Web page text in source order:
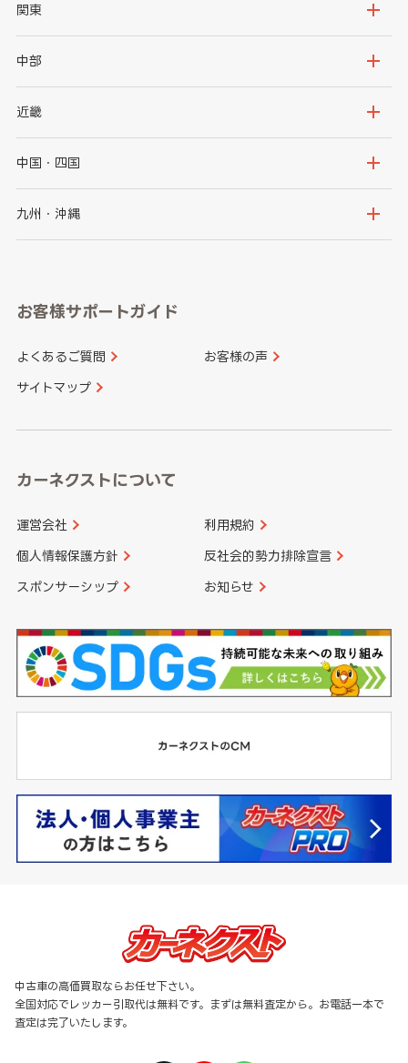
北海道
岩手県
秋田県
関東
茨城県
群馬県
千葉県
中部
新潟県
石川県
山梨県
愛知県
近畿
大阪府
京都府
和歌山県
中国・四国
鳥取県
山口県
香川県 愛媛県
九州・沖縄
長崎県
大分県 宮崎県
お客様サポートガイド
よくあるご質問 お客様の声
サイトマップ
カーネクストについて
運営会社 利用規約
個人情報保護方針 反社会的勢力排除宣言
スポンサーシップ お知らせ
中古車の高価買取ならお任せ下さい。
全国対応でレッカー引取代は無料です。まずは無料査定から。お電話一本で
査定は完了いたします。